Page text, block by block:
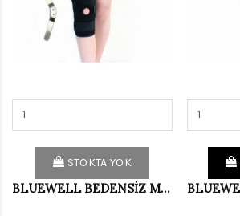
STOKTA YOK
BLUEWELL BEDENSİZ MENTEŞELİ DİZLİK BD003